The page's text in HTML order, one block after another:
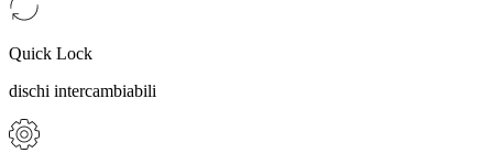
Quick Lock
dischi intercambiabili